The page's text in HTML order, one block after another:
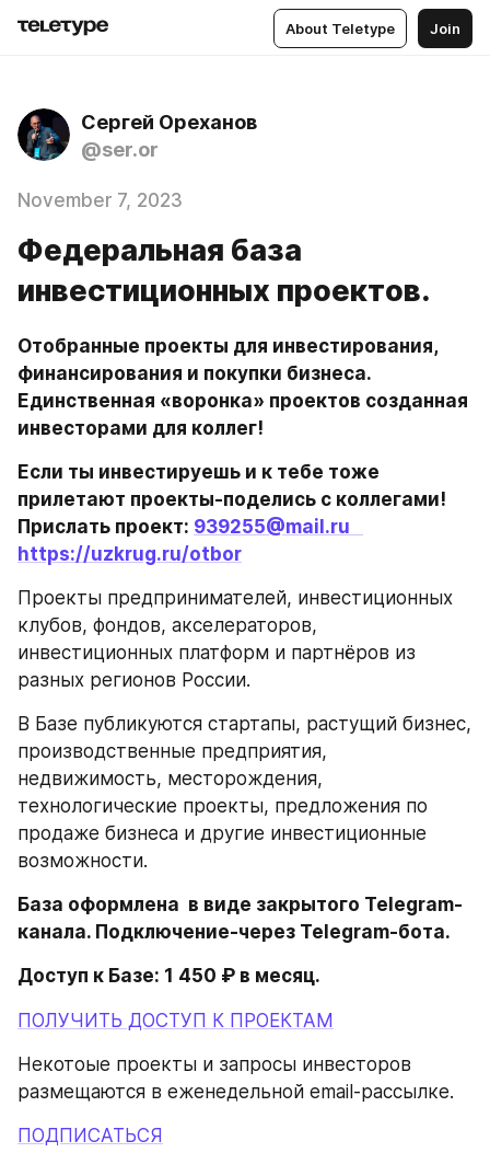
About Teletype Join
Сергей Ореханов
@ser.or
November 7, 2023
Федеральная база
инвестиционных проектов.
Отобранные проекты для инвестирования,
финансирования и покупки бизнеса.
Единственная «воронка» проектов созданная
инвесторами для коллег!
Если ты инвестируешь и к тебе тоже
прилетают проекты-поделись с коллегами!
Прислать проект: 939255@mail.ru
https://uzkrug.ru/otbor
Проекты предпринимателей, инвестиционных
клубов, фондов, акселераторов,
инвестиционных платформ и партнёров из
разных регионов России.
В Базе публикуются стартапы, растущий бизнес,
производственные предприятия,
недвижимость, месторождения,
технологические проекты, предложения по
продаже бизнеса и другие инвестиционные
возможности.
База оформлена  в виде закрытого Telegram-
канала. Подключение-через Telegram-бота.
Доступ к Базе: 1 450 ₽ в месяц.
ПОЛУЧИТЬ ДОСТУП К ПРОЕКТАМ
Некотоые проекты и запросы инвесторов
размещаются в еженедельной email-рассылке.
ПОДПИСАТЬСЯ